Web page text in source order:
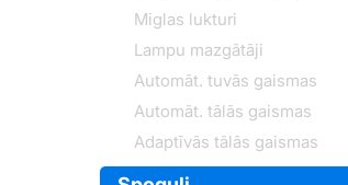
Miglas lukturi
Lampu mazgātāji
Automāt. tuvās gaismas
Automāt. tālās gaismas
Adaptīvās tālās gaismas